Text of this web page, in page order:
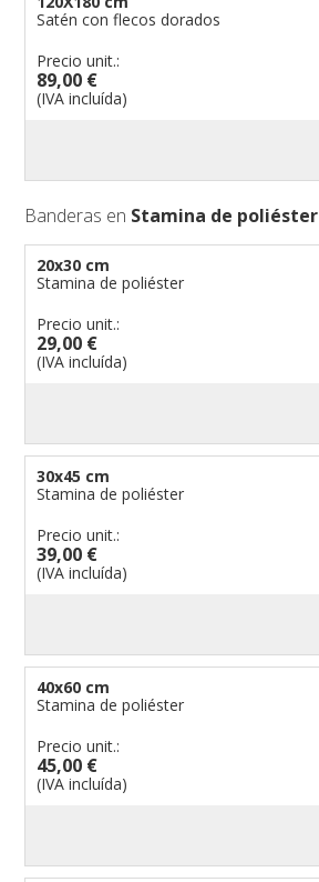
Satén con flecos dorados
Precio unit.:
89,00 €
(IVA incluída)
Banderas en Stamina de poliéster
20x30 cm
Stamina de poliéster
Precio unit.:
29,00 €
(IVA incluída)
30x45 cm
Stamina de poliéster
Precio unit.:
39,00 €
(IVA incluída)
40x60 cm
Stamina de poliéster
Precio unit.:
45,00 €
(IVA incluída)